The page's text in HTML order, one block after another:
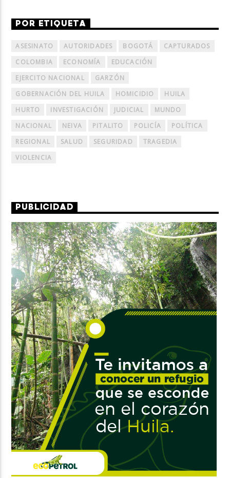
POR ETIQUETA
ASESINATO AUTORIDADES BOGOTÁ
CAPTURADOS
COLOMBIA
ECONOMÍA
EDUCACIÓN
EJERCITO NACIONAL
GARZÓN
GOBERNACIÓN DEL HUILA
HOMICIDIO
HUILA
HURTO
INVESTIGACIÓN JUDICIAL
MUNDO
NACIONAL
NEIVA PITALITO POLICÍA
POLÍTICA
REGIONAL
SALUD SEGURIDAD
TRAGEDIA
VIOLENCIA
PUBLICIDAD